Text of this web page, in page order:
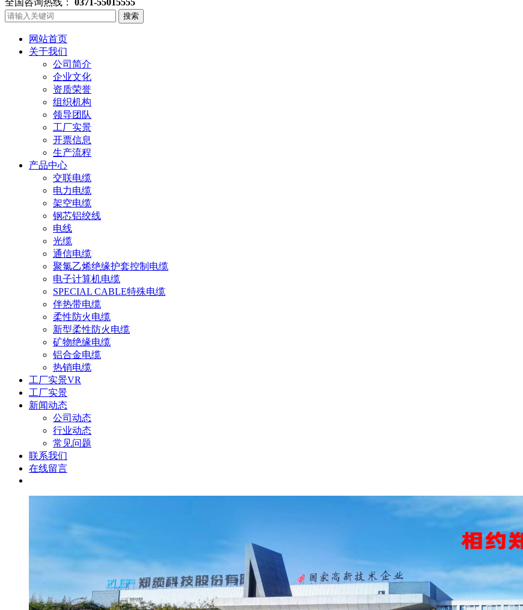
全国咨询热线： 0371-55015555
搜索
网站首页
关于我们
公司简介
企业文化
资质荣誉
组织机构
领导团队
工厂实景
开票信息
生产流程
产品中心
交联电缆
电力电缆
架空电缆
钢芯铝绞线
电线
光缆
通信电缆
聚氯乙烯绝缘护套控制电缆
电子计算机电缆
SPECIAL CABLE特殊电缆
伴热带电缆
柔性防火电缆
新型柔性防火电缆
矿物绝缘电缆
铝合金电缆
热销电缆
工厂实景VR
工厂实景
新闻动态
公司动态
行业动态
常见问题
联系我们
在线留言